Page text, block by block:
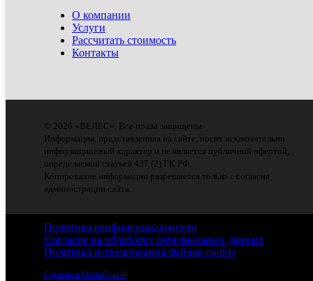
О компании
Услуги
Рассчитать стоимость
Контакты
© 2026 «ВЕЛЕС». Все права защищены.
Информация, представленная на сайте, носит исключительно
информационный характер и не является публичной офертой,
определяемой статьей 437 (2) ГК РФ.
Копирование информации разрешается только с согласия
администрации сайта.
Политика конфиденциальности
Согласие на обработку персональных данных
Политика использования файлов cookie
Сделано в MediaConsul